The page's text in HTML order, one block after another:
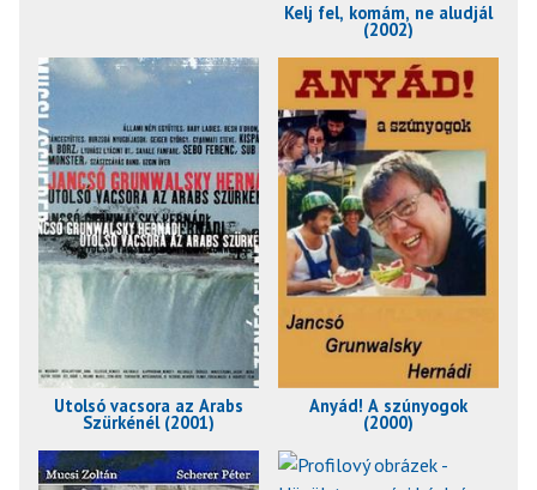
Kelj fel, komám, ne aludjál
(2002)
Utolsó vacsora az Arabs
Szürkénél (2001)
Anyád! A szúnyogok
(2000)